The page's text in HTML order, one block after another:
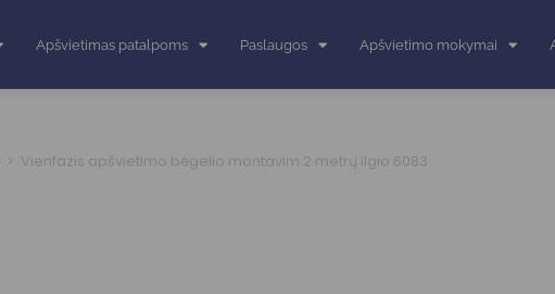
Apšvietimas patalpoms Paslaugos Apšvietimo mokymai
> Vienfazis apšvietimo bėgelio montavim 2 metrų ilgio 6083